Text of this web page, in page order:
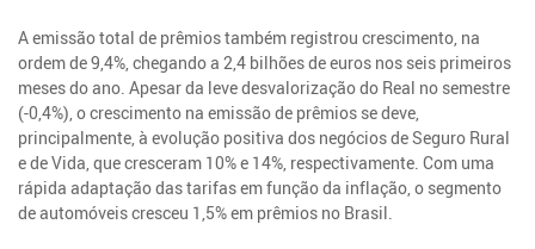
A emissão total de prêmios também registrou crescimento, na
ordem de 9,4%, chegando a 2,4 bilhões de euros nos seis primeiros
meses do ano. Apesar da leve desvalorização do Real no semestre
(-0,4%), o crescimento na emissão de prêmios se deve,
principalmente, à evolução positiva dos negócios de Seguro Rural
e de Vida, que cresceram 10% e 14%, respectivamente. Com uma
rápida adaptação das tarifas em função da inflação, o segmento
de automóveis cresceu 1,5% em prêmios no Brasil.